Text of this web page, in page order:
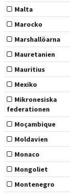
Malta
Marocko
Marshallöarna
Mauretanien
Mauritius
Mexiko
Mikronesiska
federationen
Moçambique
Moldavien
Monaco
Mongoliet
Montenegro